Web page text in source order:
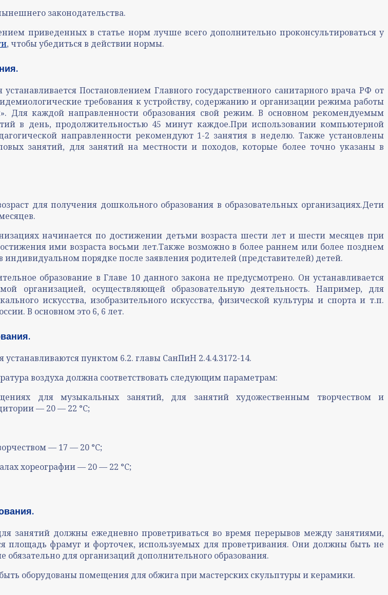
законодательства.
приведенных в статье норм лучше всего дополнительно проконсультироваться у
, чтобы убедиться в действии нормы.
Постановлением Главного государственного санитарного врача РФ от
требования к устройству, содержанию и организации режима работы
Для каждой направленности образования свой режим. В основном рекомендуемым
в день, продолжительностью 45 минут каждое.При использовании компьютерной
направленности рекомендуют 1-2 занятия в неделю. Также установлены
занятий, для занятий на местности и походов, которые более точно указаны в
для получения дошкольного образования в образовательных организациях.Дети
начинается по достижении детьми возраста шести лет и шести месяцев при
ими возраста восьми лет.Также возможно в более раннем или более позднем
порядке после заявления родителей (представителей) детей.
образование в Главе 10 данного закона не предусмотрено. Он устанавливается
организацией, осуществляющей образовательную деятельность. Например, для
искусства, изобразительного искусства, физической культуры и спорта и т.п.
В основном это 6, 6 лет.
пунктом 6.2. главы СанПиН 2.4.4.3172-14.
воздуха должна соответствовать следующим параметрам:
для музыкальных занятий, для занятий художественным творчеством и
— 20 — 22 °C;
— 17 — 20 °C;
хореографии — 20 — 22 °C;
занятий должны ежедневно проветриваться во время перерывов между занятиями,
площадь фрамуг и форточек, используемых для проветривания. Они должны быть не
для организаций дополнительного образования.
оборудованы помещения для обжига при мастерских скульптуры и керамики.